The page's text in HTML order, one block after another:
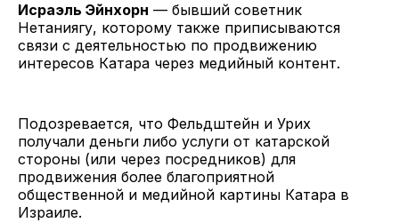
Исраэль Эйнхорн — бывший советник
Нетаниягу, которому также приписываются
связи с деятельностью по продвижению
интересов Катара через медийный контент.
Подозревается, что Фельдштейн и Урих
получали деньги либо услуги от катарской
стороны (или через посредников) для
продвижения более благоприятной
общественной и медийной картины Катара в
Израиле.